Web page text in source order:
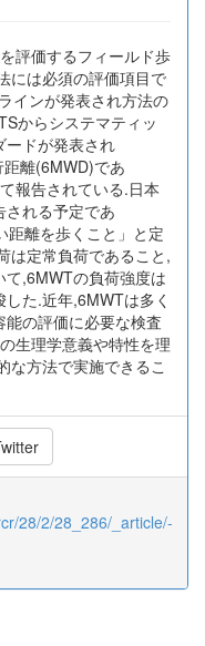
評価するフィールド歩
には必須の評価項目で
インが発表され方法の
からシステマティッ
ードが発表され
離(6MWD)であ
報告されている.日本
される予定であ
距離を歩くこと」と定
は定常負荷であること,
て,6MWTの負荷強度は
た.近年,6MWTは多く
の評価に必要な検査
生理学意義や特性を理
な方法で実施できるこ
28/2/28_286/_article/-